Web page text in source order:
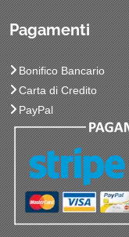
Pagamenti
Bonifico Bancario
Carta di Credito
PayPal